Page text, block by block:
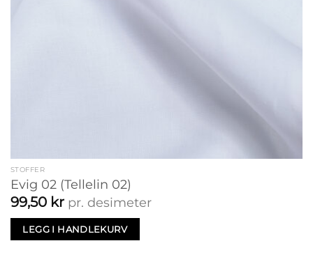
STOFFER
Evig 02 (Tellelin 02)
99,50 kr pr. desimeter
LEGG I HANDLEKURV